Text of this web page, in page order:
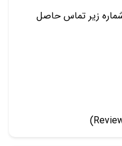
زیر تماس حاصل